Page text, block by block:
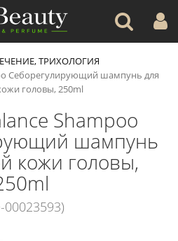
ТРИХОЛОГИЯ
Себорегулирующий шампунь для
головы, 250ml
Shampoo
шампунь
кожи головы,